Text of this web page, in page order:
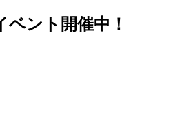
ベント開催中！